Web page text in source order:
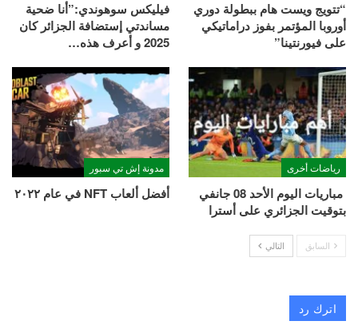
“تتويج ويست هام ببطولة دوري
أوروبا المؤتمر بفوز دراماتيكي
على فيورنتينا”
فيليكس سوهوندي:”أنا ضحية
مساندتي إستضافة الجزائر كان
2025 و أعرف هذه…
رياضات أخرى
مباريات اليوم الأحد 08 جانفي
بتوقيت الجزائري على أسترا
مدونة إش تي سبور
أفضل ألعاب NFT في عام ٢٠٢٢
السابق التالي
اترك رد